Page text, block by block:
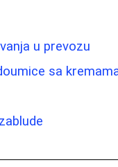
u prevozu
sa